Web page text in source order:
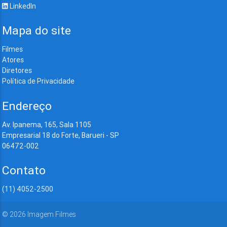
LinkedIn
Mapa do site
Filmes
Atores
Diretores
Política de Privacidade
Endereço
Av. Ipanema, 165, Sala 1105
Empresarial 18 do Forte, Barueri - SP
06472-002
Contato
(11) 4052-2500
© 2026 Imagem Filmes